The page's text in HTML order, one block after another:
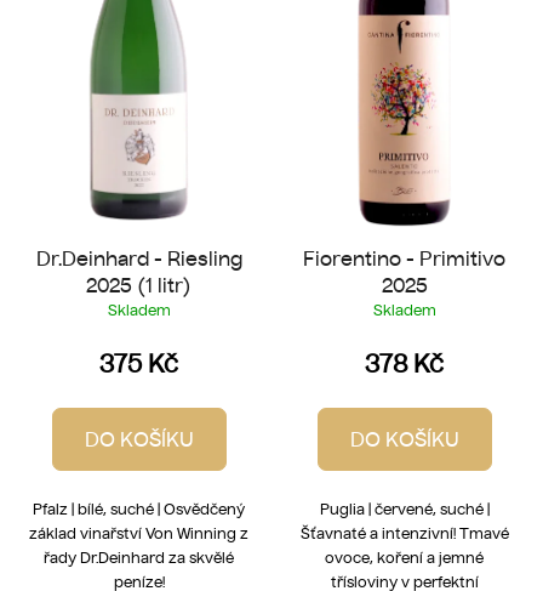
Dr.Deinhard - Riesling
2025 (1 litr)
Skladem
375 Kč
DO KOŠÍKU
Pfalz | bílé, suché | Osvědčený
základ vinařství Von Winning z
řady Dr.Deinhard za skvělé
peníze!
Fiorentino - Primitivo
2025
Skladem
378 Kč
DO KOŠÍKU
Puglia | červené, suché |
Šťavnaté a intenzivní! Tmavé
ovoce, koření a jemné
třísloviny v perfektní